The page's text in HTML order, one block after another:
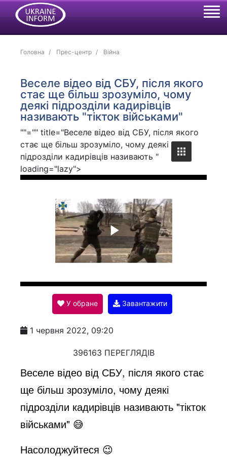
Головна Прес-центр Війна
Веселе відео від СБУ, після якого
стає ще більш зрозуміло, чому
деякі підрозділи кадирівців
називають "тікток військами"
""="" title="Веселе відео від СБУ, після якого
стає ще більш зрозуміло, чому деякі
підрозділи кадирівців називають "
loading="lazy">
P
l
a
y
V
У обране Завантажити
1 червня 2022, 09:20
396163 ПЕРЕГЛЯДІВ
Веселе відео від СБУ, після якого стає
ще більш зрозуміло, чому деякі
підрозділи кадирівців називають "тікток
військами" 😅
Насолоджуйтеся 😉